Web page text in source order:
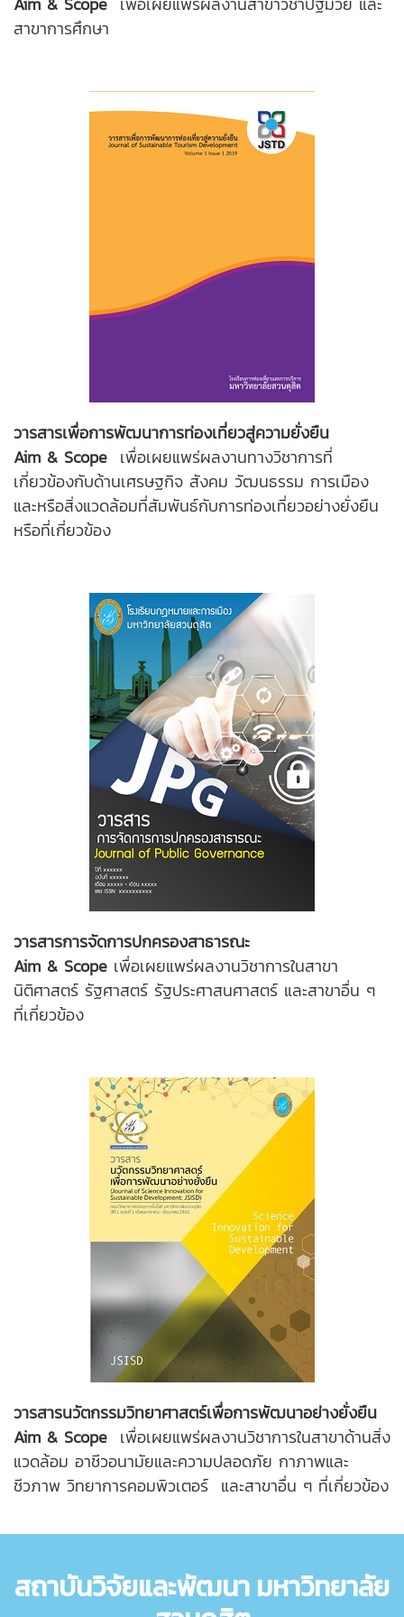
สาขาการศึกษา
วารสารเพื่อการพัฒนาการท่องเที่ยวสู่ความยั่งยืน
Aim & Scope เพื่อเผยแพร่ผลงานทางวิชาการที่
เกี่ยวข้องกับด้านเศรษฐกิจ สังคม วัฒนธรรม การเมือง
และหรือสิ่งแวดล้อมที่สัมพันธ์กับการท่องเที่ยวอย่างยั่งยืน
หรือที่เกี่ยวข้อง
วารสารการจัดการปกครองสาธารณะ
Aim & Scope เพื่อเผยแพร่ผลงานวิชาการในสาขา
นิติศาสตร์ รัฐศาสตร์ รัฐประศาสนศาสตร์ และสาขาอื่น ๆ
ที่เกี่ยวข้อง
วารสารนวัตกรรมวิทยาศาสตร์เพื่อการพัฒนาอย่างยั่งยืน
Aim & Scope เพื่อเผยแพร่ผลงานวิชาการในสาขาด้านสิ่ง
แวดล้อม อาชีวอนามัยและความปลอดภัย กาภาพและ
ชีวภาพ วิทยาการคอมพิวเตอร์ และสาขาอื่น ๆ ที่เกี่ยวข้อง
สถาบันวิจัยและพัฒนา มหาวิทยาลัย